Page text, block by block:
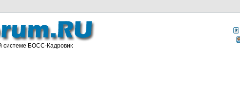
системе БОСС-Кадровик